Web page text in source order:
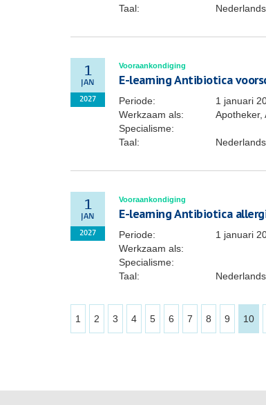
Taal:
Nederlands
1
JAN
2027
Vooraankondiging
E-learning Antibiotica
Periode:
1 januari
Werkzaam als:
Apotheker,
Specialisme:
Taal:
Nederlands
1
JAN
2027
Vooraankondiging
E-learning Antibiotica
Periode:
1 januari
Werkzaam als:
Specialisme:
Taal:
Nederlands
1 2 3 4 5 6 7 8 9 10